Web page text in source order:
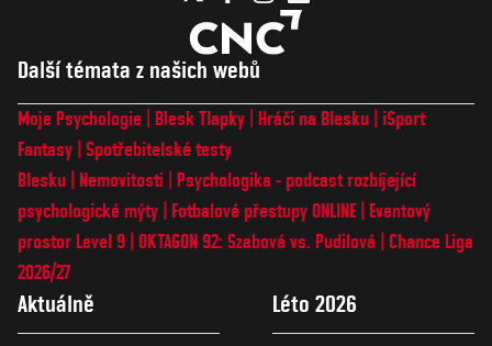
Další témata z našich webů
Moje Psychologie Blesk Tlapky Hráči na Blesku
iSport
Fantasy Spotřebitelské testy
Blesku
Nemovitosti
Psychologika - podcast rozbíjející
psychologické mýty
Fotbalové přestupy ONLINE
Eventový
prostor Level 9 OKTAGON 92: Szabová vs. Pudilová
Chance Liga
2026/27
Aktuálně Léto 2026